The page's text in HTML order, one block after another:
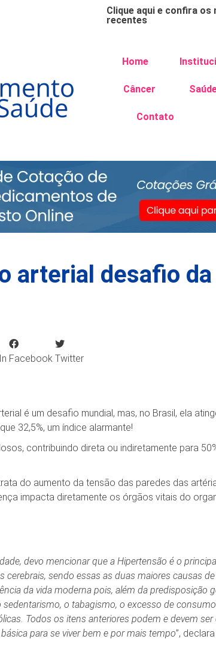
Clique aqui e confira
recentes
Home
Câncer
Contato
arterial desafio
Facebook Twitter
é um desafio mundial, mas, no Brasil, ela
32,5%, um índice alarmante!
contribuindo direta ou indiretamente para
do aumento da tensão das paredes das
impacta diretamente os órgãos vitais do
devo mencionar que a Hipertensão é o
cerebrais, sendo essas as duas maiores causas
da vida moderna pois, além da predisposição
sedentarismo, o tabagismo, o excesso de
Todos os itens anteriores podem e devem
para se viver bem e por mais tempo”,